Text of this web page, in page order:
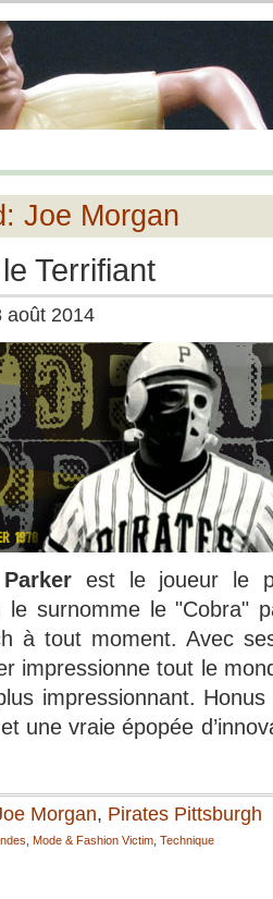
Joe Morgan
Terrifiant
août 2014
est le joueur le
le surnomme le "Cobra"
à tout moment. Avec
impressionne tout le
impressionnant.
une vraie épopée
Morgan, Pirates Pittsburgh
Mode & Fashion Victim Technique